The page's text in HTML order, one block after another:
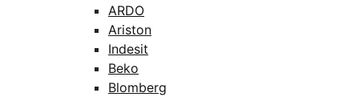
ARDO
Ariston
Indesit
Beko
Blomberg